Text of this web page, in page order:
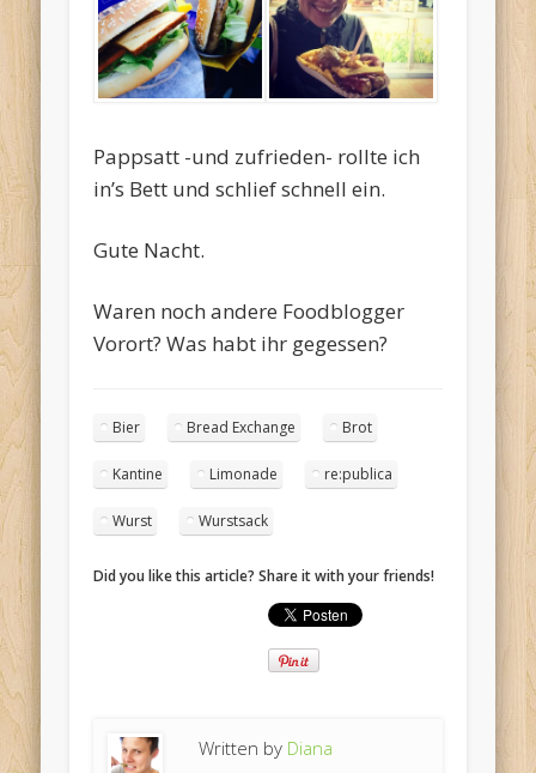
Pappsatt -und zufrieden- rollte ich
in’s Bett und schlief schnell ein.
Gute Nacht.
Waren noch andere Foodblogger
Vorort? Was habt ihr gegessen?
Bier Bread Exchange Brot
Kantine Limonade re:publica
Wurst Wurstsack
Did you like this article? Share it with your friends!
Written by Diana